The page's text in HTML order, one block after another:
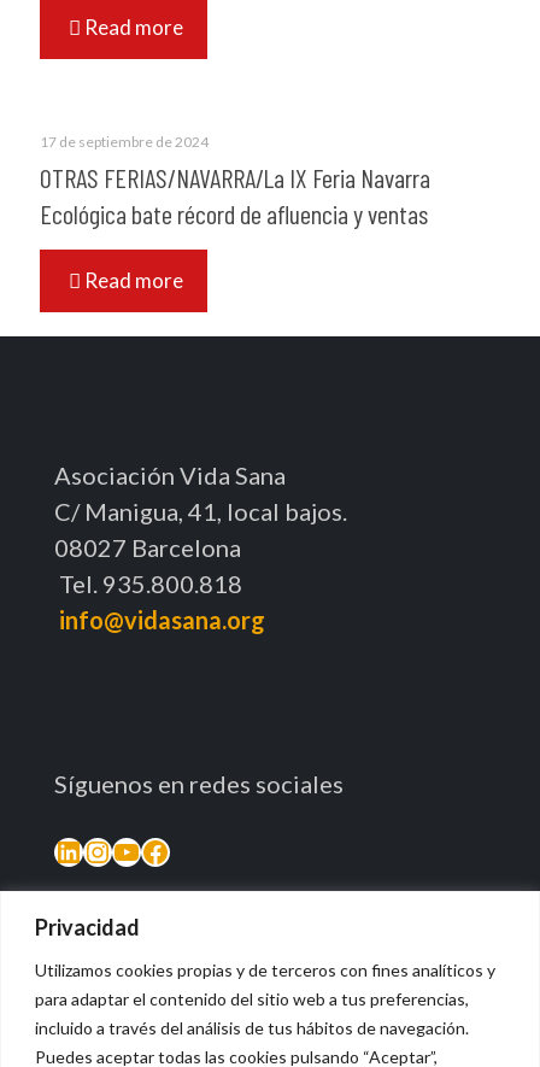
Privacidad
Utilizamos cookies propias y de terceros con fines analíticos y
para adaptar el contenido del sitio web a tus preferencias,
incluido a través del análisis de tus hábitos de navegación.
Puedes aceptar todas las cookies pulsando “Aceptar”,
Read more
17 de septiembre de 2024
OTRAS FERIAS/NAVARRA/La IX Feria Navarra
Ecológica bate récord de afluencia y ventas
Read more
Asociación Vida Sana
C/ Manigua, 41, local bajos.
08027 Barcelona
Tel. 935.800.818
info@vidasana.org
Síguenos en redes sociales
LinkedIn
Instagram
YouTube
Facebook